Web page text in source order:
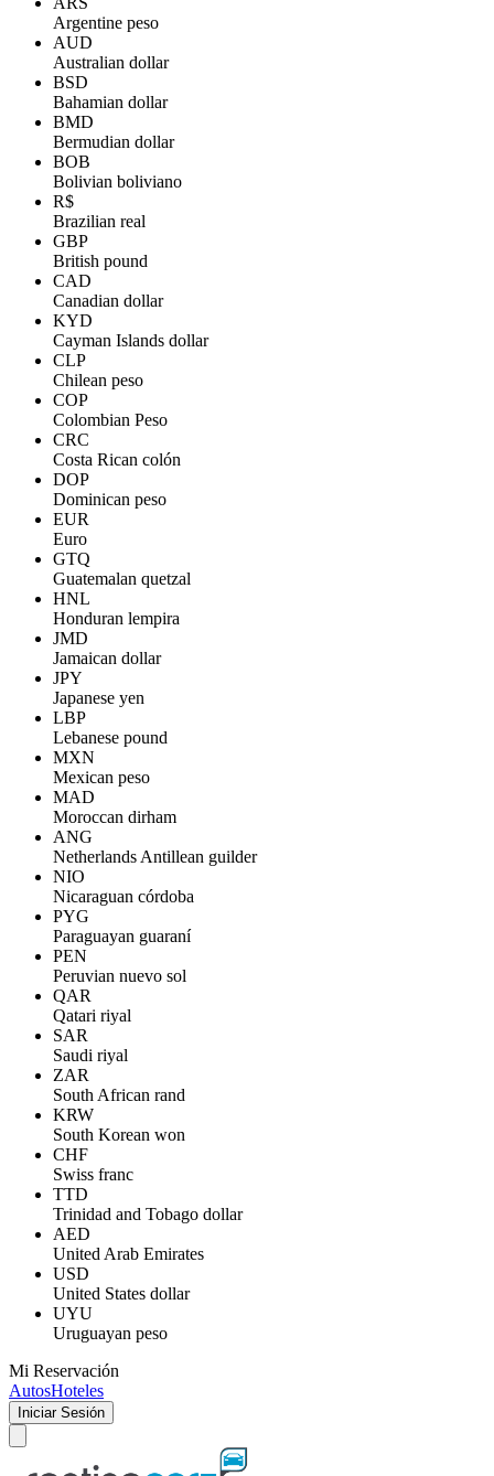
Argentine peso
AUD
Australian dollar
BSD
Bahamian dollar
BMD
Bermudian dollar
BOB
Bolivian boliviano
R$
Brazilian real
GBP
British pound
CAD
Canadian dollar
KYD
Cayman Islands dollar
CLP
Chilean peso
COP
Colombian Peso
CRC
Costa Rican colón
DOP
Dominican peso
EUR
Euro
GTQ
Guatemalan quetzal
HNL
Honduran lempira
JMD
Jamaican dollar
JPY
Japanese yen
LBP
Lebanese pound
MXN
Mexican peso
MAD
Moroccan dirham
ANG
Netherlands Antillean guilder
NIO
Nicaraguan córdoba
PYG
Paraguayan guaraní
PEN
Peruvian nuevo sol
QAR
Qatari riyal
SAR
Saudi riyal
ZAR
South African rand
KRW
South Korean won
CHF
Swiss franc
TTD
Trinidad and Tobago dollar
AED
United Arab Emirates
USD
United States dollar
UYU
Uruguayan peso
Mi Reservación
AutosHoteles
Iniciar Sesión